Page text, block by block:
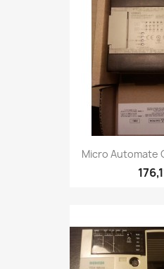
Micro Automate